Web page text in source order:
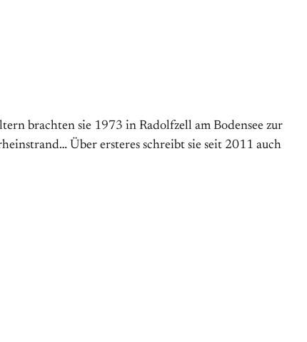
brachten sie 1973 in Radolfzell am Boden­see zur
Über ersteres schreibt sie seit 2011 auch